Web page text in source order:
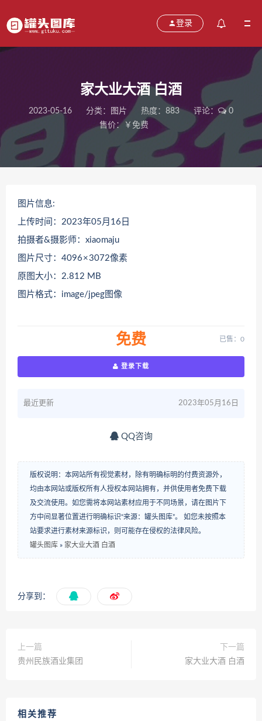
登录
家大业大酒 白酒
2023-05-16 分类： 图片 热度：883 评论：
0
售价：￥免费
图片信息:
上传时间：2023年05月16日
拍摄者&摄影师：xiaomaju
图片尺寸：4096 × 3072像素
原图大小：2.812 MB
图片格式：image/jpeg图像
免费 已售：0
登录下载
最近更新 2023年05月16日
QQ咨询
版权说明：本网站所有视觉素材，除有明确标明的付费资源外，
均由本网站或版权所有人授权本网站拥有，并供使用者免费下载
及交流使用。如您需将本网站素材应用于不同场景，请在图片下
方中间显著位置进行明确标识“来源：罐头图库”。 如您未按照本
站要求进行素材来源标识，则可能存在侵权的法律风险。
罐头图库 » 家大业大酒 白酒
分享到：
上一篇
贵州民族酒业集团
下一篇
家大业大酒 白酒
相关推荐